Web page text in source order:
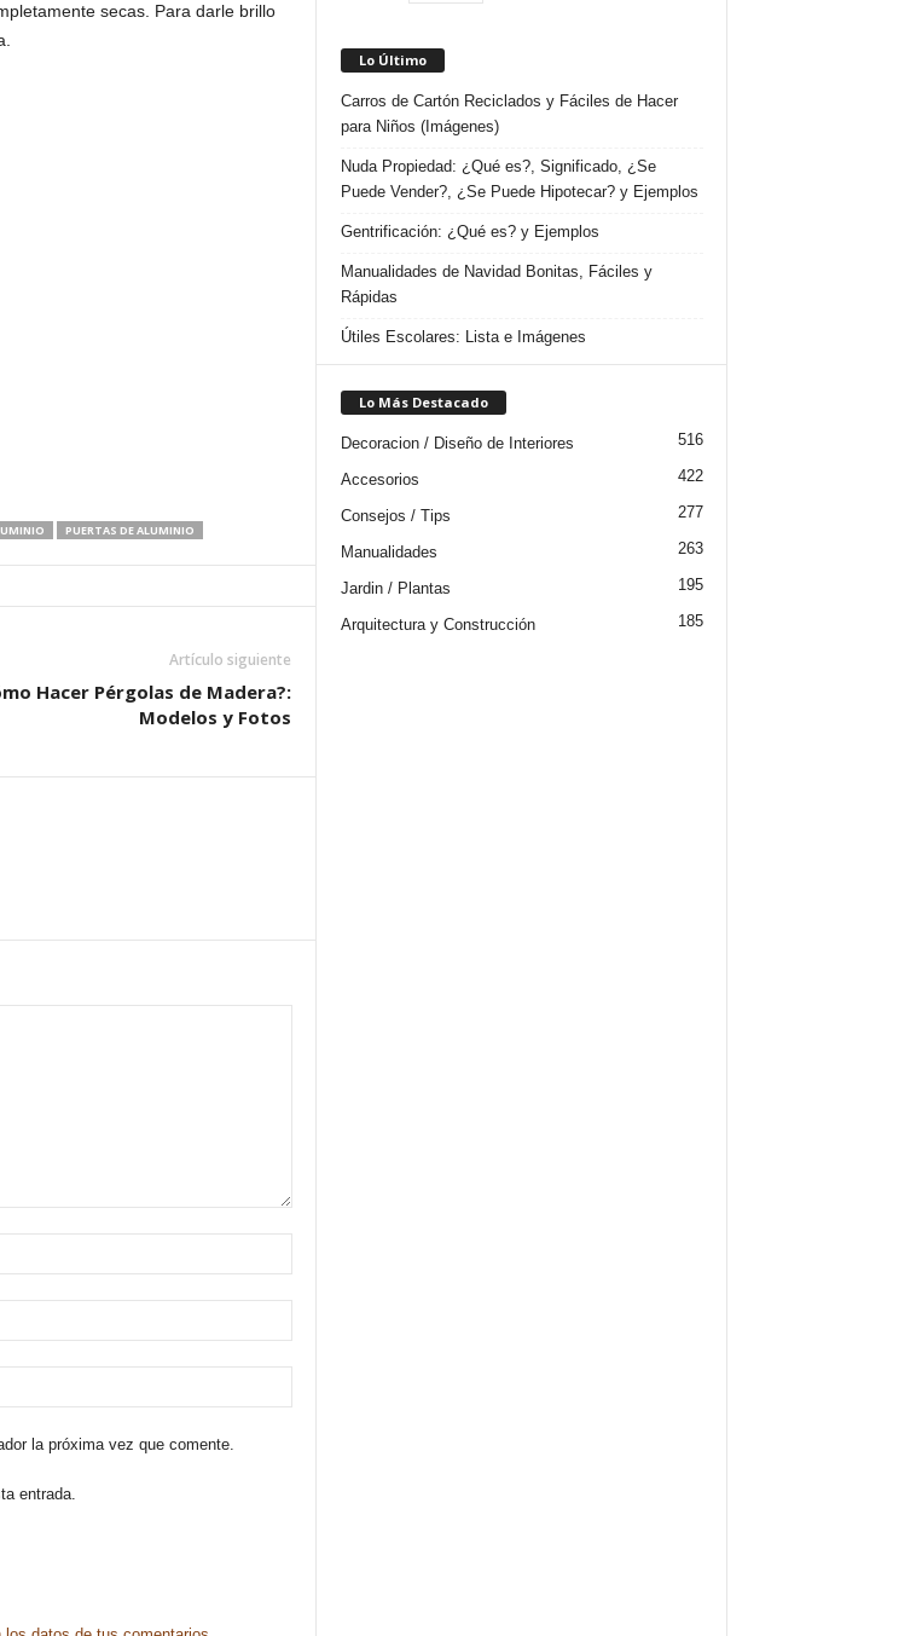
secas. Para darle brillo
PUERTAS DE ALUMINIO
Artículo siguiente
Hacer Pérgolas de Madera?:
Modelos y Fotos
la próxima vez que comente.
entrada.
Lo Último
Carros de Cartón Reciclados y Fáciles de Hacer
para Niños (Imágenes)
Nuda Propiedad: ¿Qué es?, Significado, ¿Se
Puede Vender?, ¿Se Puede Hipotecar? y Ejemplos
Gentrificación: ¿Qué es? y Ejemplos
Manualidades de Navidad Bonitas, Fáciles y
Rápidas
Útiles Escolares: Lista e Imágenes
Lo Más Destacado
Decoracion / Diseño de Interiores 516
Accesorios 422
Consejos / Tips 277
Manualidades 263
Jardin / Plantas 195
Arquitectura y Construcción 185